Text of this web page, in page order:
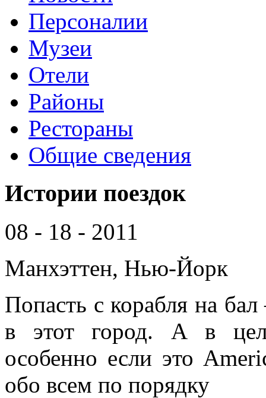
Персоналии
Музеи
Отели
Районы
Рестораны
Общие сведения
Истории поездок
08 - 18 - 2011
Манхэттен, Нью-Йорк
Попасть с корабля на
в этот город. А в
особенно если это
обо всем по порядку